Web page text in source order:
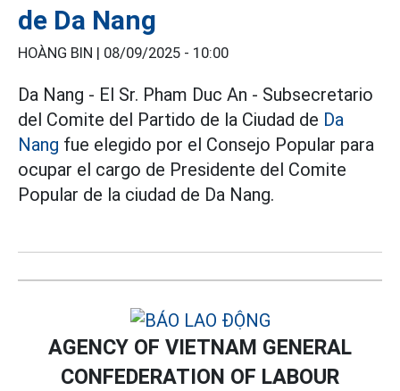
de Da Nang
HOÀNG BIN | 08/09/2025 - 10:00
Da Nang - El Sr. Pham Duc An - Subsecretario
del Comite del Partido de la Ciudad de Da
Nang fue elegido por el Consejo Popular para
ocupar el cargo de Presidente del Comite
Popular de la ciudad de Da Nang.
AGENCY OF VIETNAM GENERAL
CONFEDERATION OF LABOUR